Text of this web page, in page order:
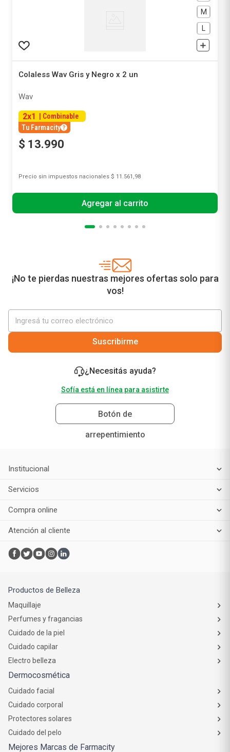
M
Colaless Wav Gris y Negro x 2 un
Wav
2x1
Combinable
Tu Farmacity
$ 13.990
Precio sin impuestos nacionales $ 11.561,98
Agregar al carrito
¡No te pierdas nuestras mejores ofertas solo para
vos!
Suscribirme
¿Necesitás ayuda?
Sofía está en línea para asistirte
Botón de
arrepentimiento
Institucional
Servicios
Compra online
Atención al cliente
Productos de Belleza
Maquillaje
Perfumes y fragancias
Cuidado de la piel
Cuidado capilar
Electro belleza
Dermocosmética
Cuidado facial
Cuidado corporal
Protectores solares
Cuidado del pelo
Mejores Marcas de Farmacity